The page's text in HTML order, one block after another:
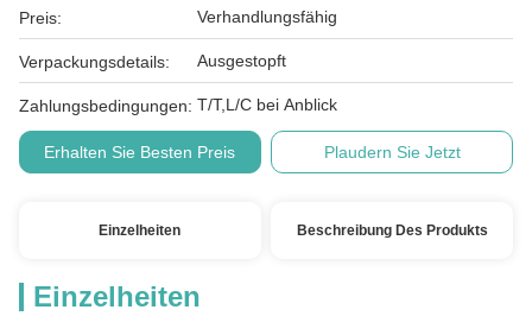
Preis: Verhandlungsfähig
Verpackungsdetails: Ausgestopft
Zahlungsbedingungen: T/T,L/C bei Anblick
Erhalten Sie Besten Preis Plaudern Sie Jetzt
Einzelheiten Beschreibung Des Produkts
Einzelheiten